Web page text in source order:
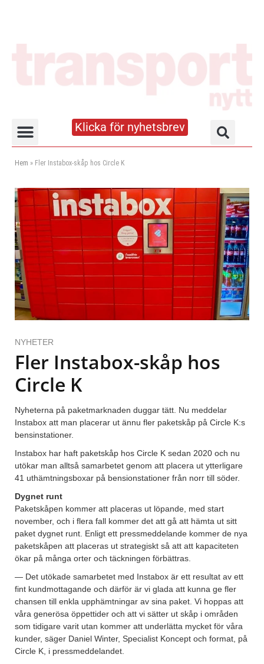
Klicka för nyhetsbrev
Hem » Fler Instabox-skåp hos Circle K
NYHETER
Fler Instabox-skåp hos
Circle K
Nyheterna på paketmarknaden duggar tätt. Nu meddelar
Instabox att man placerar ut ännu fler paketskåp på Circle K:s
bensinstationer.
Instabox har haft paketskåp hos Circle K sedan 2020 och nu
utökar man alltså samarbetet genom att placera ut ytterligare
41 uthämtningsboxar på bensionstationer från norr till söder.
Dygnet runt
Paketskåpen kommer att placeras ut löpande, med start
november, och i flera fall kommer det att gå att hämta ut sitt
paket dygnet runt. Enligt ett pressmeddelande kommer de nya
paketskåpen att placeras ut strategiskt så att att kapaciteten
ökar på många orter och täckningen förbättras.
— Det utökade samarbetet med Instabox är ett resultat av ett
fint kundmottagande och därför är vi glada att kunna ge fler
chansen till enkla upphämtningar av sina paket. Vi hoppas att
våra generösa öppettider och att vi sätter ut skåp i områden
som tidigare varit utan kommer att underlätta mycket för våra
kunder, säger Daniel Winter, Specialist Koncept och format, på
Circle K, i pressmeddelandet.